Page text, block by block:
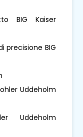
BIG Kaiser
precisione BIG
Uddeholm
Uddeholm